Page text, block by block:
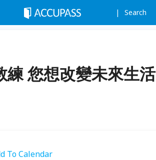
Search
練 您想改變未來生活
To Calendar